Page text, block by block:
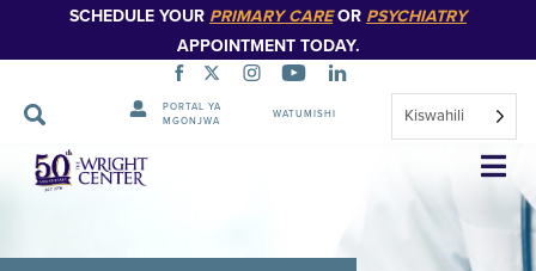
SCHEDULE YOUR PRIMARY CAREOR PSYCHIATRY
APPOINTMENT TODAY.
PORTAL YA
MGONJWA
WATUMISHI Kiswahili
Ruka
Urambazaji